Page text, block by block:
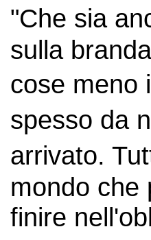
"Che sia
sulla
cose meno
spesso da
arrivato.
mondo che
finire